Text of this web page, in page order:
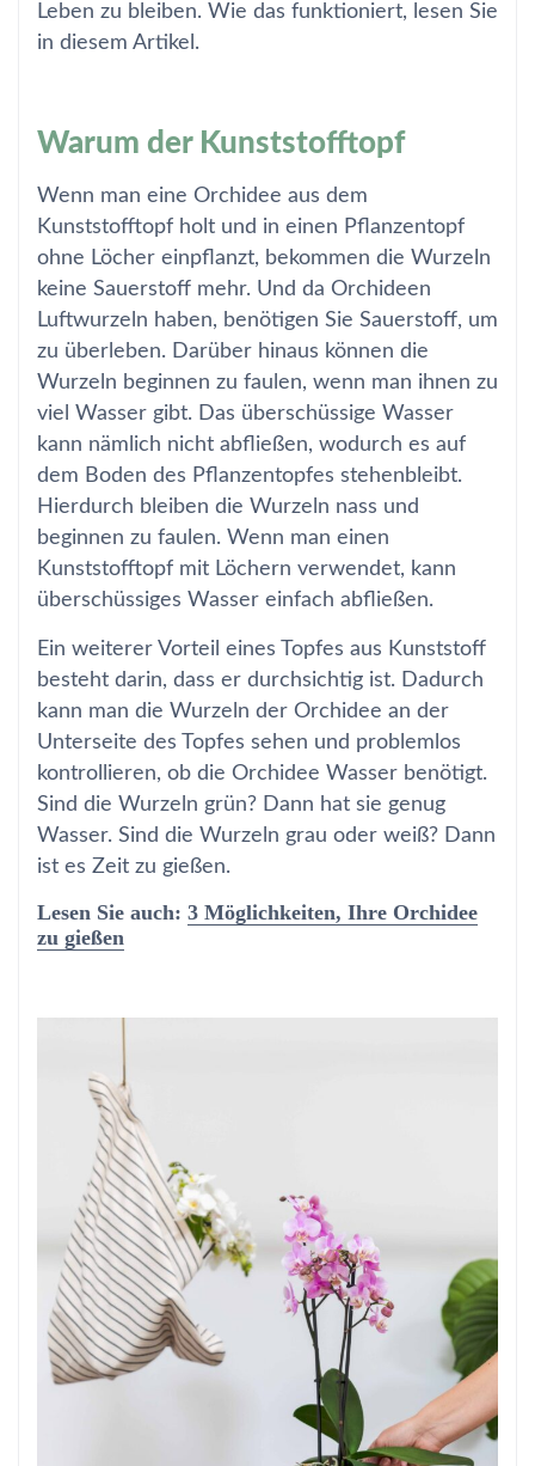
Leben zu bleiben. Wie das funktioniert, lesen Sie
in diesem Artikel.
Warum der Kunststofftopf
Wenn man eine Orchidee aus dem
Kunststofftopf holt und in einen Pflanzentopf
ohne Löcher einpflanzt, bekommen die Wurzeln
keine Sauerstoff mehr. Und da Orchideen
Luftwurzeln haben, benötigen Sie Sauerstoff, um
zu überleben. Darüber hinaus können die
Wurzeln beginnen zu faulen, wenn man ihnen zu
viel Wasser gibt. Das überschüssige Wasser
kann nämlich nicht abfließen, wodurch es auf
dem Boden des Pflanzentopfes stehenbleibt.
Hierdurch bleiben die Wurzeln nass und
beginnen zu faulen. Wenn man einen
Kunststofftopf mit Löchern verwendet, kann
überschüssiges Wasser einfach abfließen.
Ein weiterer Vorteil eines Topfes aus Kunststoff
besteht darin, dass er durchsichtig ist. Dadurch
kann man die Wurzeln der Orchidee an der
Unterseite des Topfes sehen und problemlos
kontrollieren, ob die Orchidee Wasser benötigt.
Sind die Wurzeln grün? Dann hat sie genug
Wasser. Sind die Wurzeln grau oder weiß? Dann
ist es Zeit zu gießen.
Lesen Sie auch: 3 Möglichkeiten, Ihre Orchidee
zu gießen